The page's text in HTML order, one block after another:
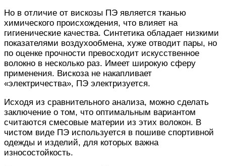
Но в отличие от вискозы ПЭ является тканью
химического происхождения, что влияет на
гигиенические качества. Синтетика обладает низкими
показателями воздухообмена, хуже отводит пары, но
по оценке прочности превосходит искусственное
волокно в несколько раз. Имеет широкую сферу
применения. Вискоза не накапливает
«электричества», ПЭ электризуется.
Исходя из сравнительного анализа, можно сделать
заключение о том, что оптимальным вариантом
считаются смесовые материи из этих волокон. В
чистом виде ПЭ используется в пошиве спортивной
одежды и изделий, для которых важна
износостойкость.